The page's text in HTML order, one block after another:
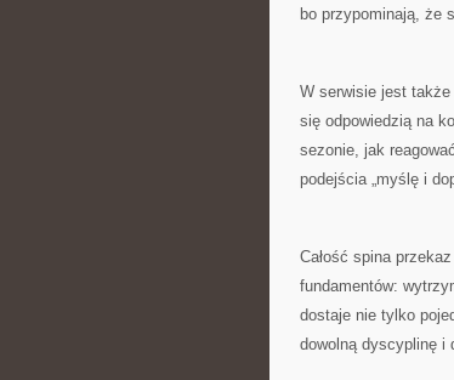
bo przypominają, że
W serwisie jest
się odpowiedzią na
sezonie, jak
podejścia „myślę i
Całość spina
fundamentów:
dostaje nie tylko
dowolną dyscyplinę i